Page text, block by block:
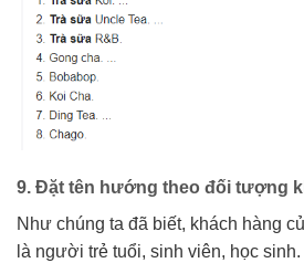
9. Đặt tên hướng theo đối tượng
Như chúng ta đã biết, khách hàng
là người trẻ tuổi, sinh viên, học